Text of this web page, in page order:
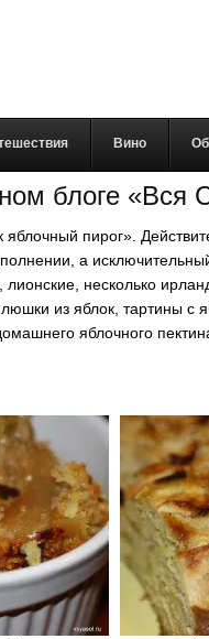
Вино
блоге «Вся
яблочный пирог».
а
лионские, несколько
из яблок, тартины с
яблочного